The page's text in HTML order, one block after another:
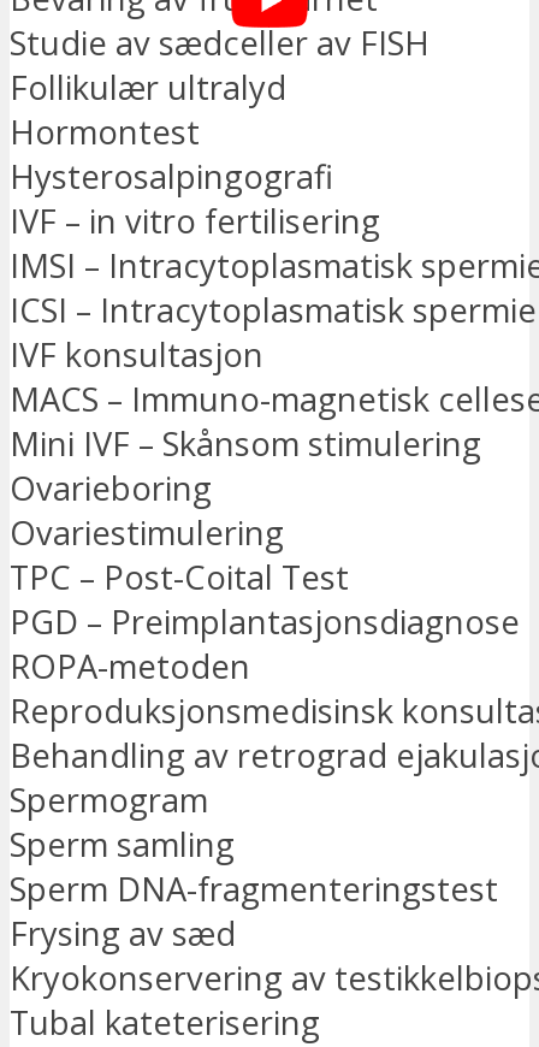
Studie av sædceller av FISH
Follikulær ultralyd
Hormontest
Hysterosalpingografi
IVF – in vitro fertilisering
IMSI – Intracytoplasmatisk
ICSI – Intracytoplasmatisk
IVF konsultasjon
MACS – Immuno-magnetisk
Mini IVF – Skånsom stimulering
Ovarieboring
Ovariestimulering
TPC – Post-Coital Test
PGD – Preimplantasjonsdiagnose
ROPA-metoden
Reproduksjonsmedisinsk
Behandling av retrograd
Spermogram
Sperm samling
Sperm DNA-fragmenteringstest
Frysing av sæd
Kryokonservering av
Tubal kateterisering